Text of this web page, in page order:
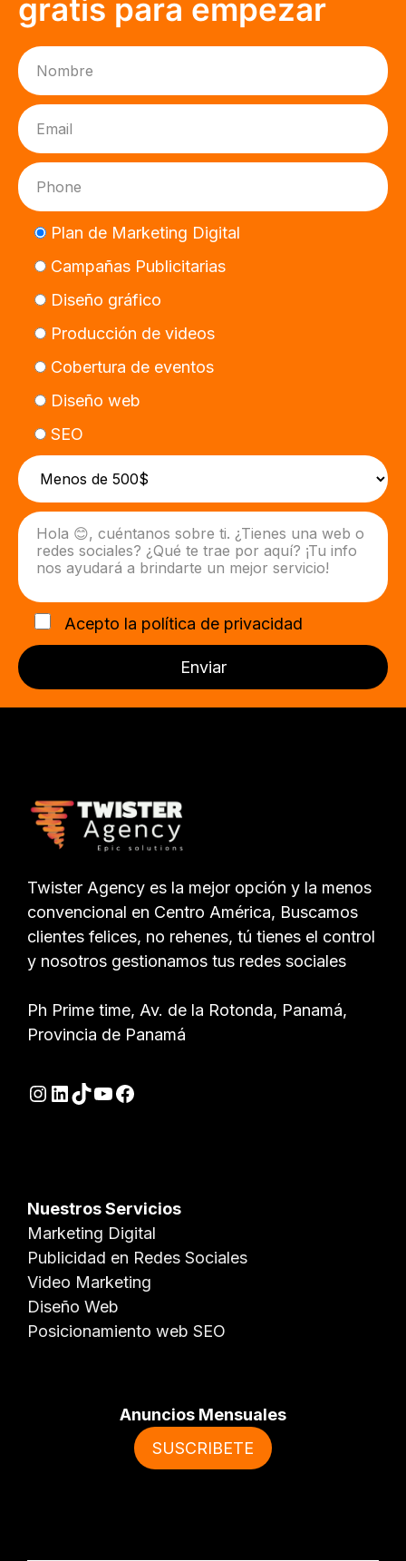
gratis para empezar
Plan de Marketing Digital
Campañas Publicitarias
Diseño gráfico
Producción de videos
Cobertura de eventos
Diseño web
SEO
Acepto la política de privacidad
Twister Agency es la mejor opción y la menos
convencional en Centro América, Buscamos
clientes felices, no rehenes, tú tienes el control
y nosotros gestionamos tus redes sociales
Ph Prime time, Av. de la Rotonda, Panamá,
Provincia de Panamá
Instagram
LinkedIn
TikTok
YouTube
Facebook
Nuestros Servicios
Marketing Digital
Publicidad en Redes Sociales
Video Marketing
Diseño Web
Posicionamiento web SEO
Anuncios Mensuales
SUSCRIBETE